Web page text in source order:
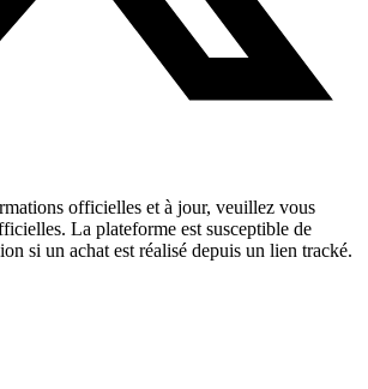
officielles et à jour, veuillez vous
La plateforme est susceptible de
si un achat est réalisé depuis un lien tracké.